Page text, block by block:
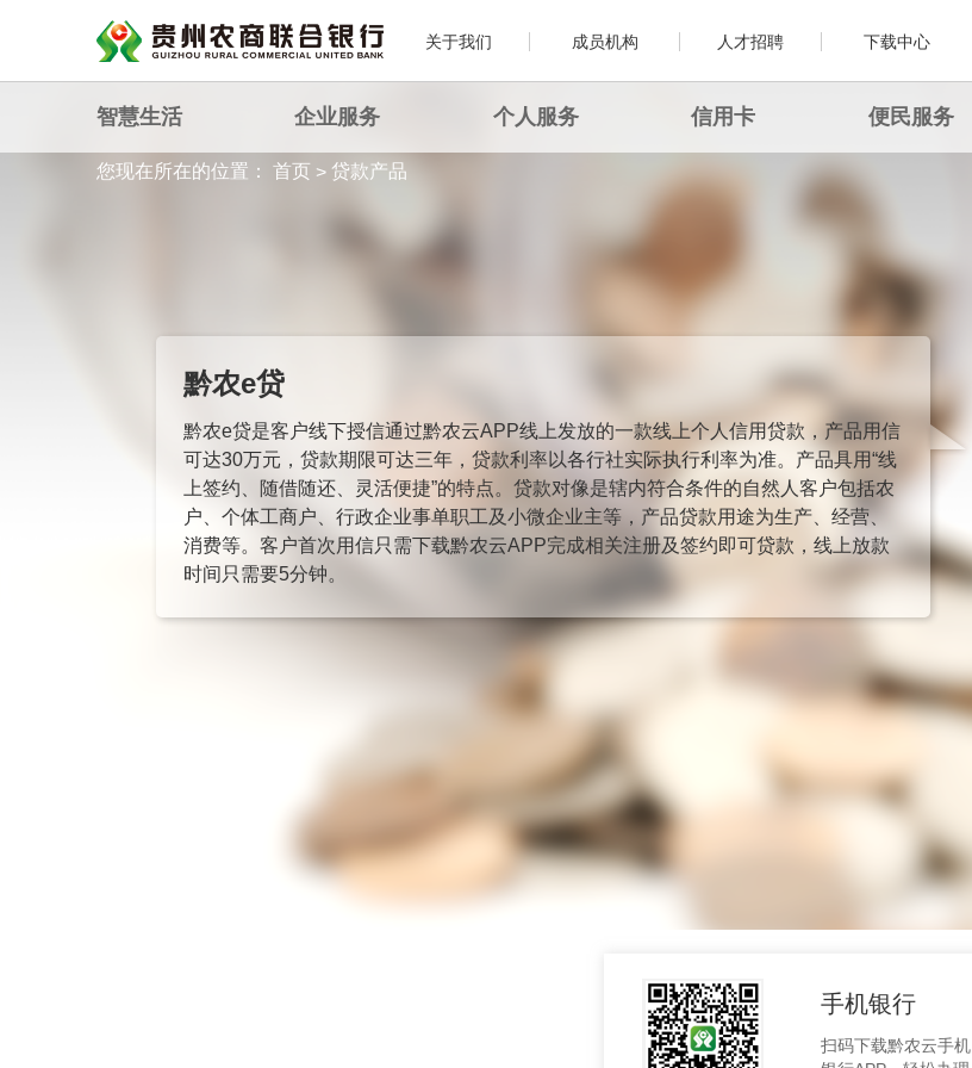
关于我们 成员机构 人才招聘 下载中心
智慧生活 企业服务 个人服务 信用卡 便民服务
您现在所在的位置： 首页 > 贷款产品
黔农e贷
黔农e贷是客户线下授信通过黔农云APP线上发放的一款线上个人信用贷款，产品用信
可达30万元，贷款期限可达三年，贷款利率以各行社实际执行利率为准。产品具用“线
上签约、随借随还、灵活便捷”的特点。贷款对像是辖内符合条件的自然人客户包括农
户、个体工商户、行政企业事单职工及小微企业主等，产品贷款用途为生产、经营、
消费等。客户首次用信只需下载黔农云APP完成相关注册及签约即可贷款，线上放款
时间只需要5分钟。
手机银行
扫码下载黔农云手机